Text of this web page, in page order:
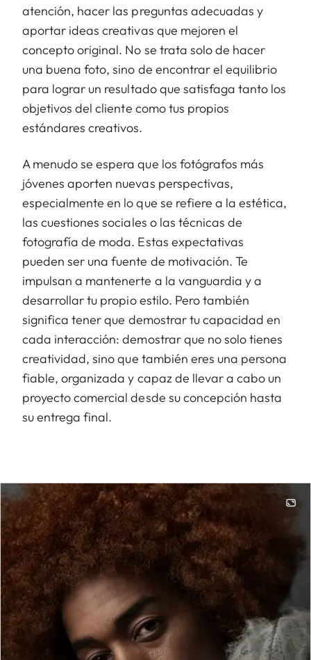
atención, hacer las preguntas adecuadas y
aportar ideas creativas que mejoren el
concepto original. No se trata solo de hacer
una buena foto, sino de encontrar el equilibrio
para lograr un resultado que satisfaga tanto los
objetivos del cliente como tus propios
estándares creativos.
A menudo se espera que los fotógrafos más
jóvenes aporten nuevas perspectivas,
especialmente en lo que se refiere a la estética,
las cuestiones sociales o las técnicas de
fotografía de moda. Estas expectativas
pueden ser una fuente de motivación. Te
impulsan a mantenerte a la vanguardia y a
desarrollar tu propio estilo. Pero también
significa tener que demostrar tu capacidad en
cada interacción: demostrar que no solo tienes
creatividad, sino que también eres una persona
fiable, organizada y capaz de llevar a cabo un
proyecto comercial desde su concepción hasta
su entrega final.